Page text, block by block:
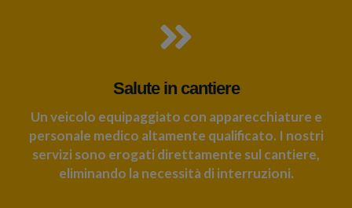
Salute in cantiere
Un veicolo equipaggiato con apparecchiature e
personale medico altamente qualificato. I nostri
servizi sono erogati direttamente sul cantiere,
eliminando la necessità di interruzioni.